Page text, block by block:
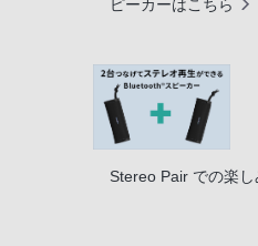
ピーカーはこちら
Stereo Pair での楽